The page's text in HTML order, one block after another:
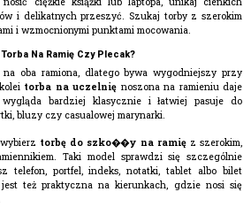
i delikatnych przeszyć. Szukaj torby z szerokim
i wzmocnionymi punktami mocowania.
Na Ramię Czy Plecak?
na oba ramiona, dlatego bywa wygodniejszy przy
torba na uczelnię noszona na ramieniu daje
bardziej klasycznie i łatwiej pasuje do
bluzy czy casualowej marynarki.
torbę do szko��y na ramięz szerokim,
Taki model sprawdzi się szczególnie
telefon, portfel, indeks, notatki, tablet albo bilet
też praktyczna na kierunkach, gdzie nosi się